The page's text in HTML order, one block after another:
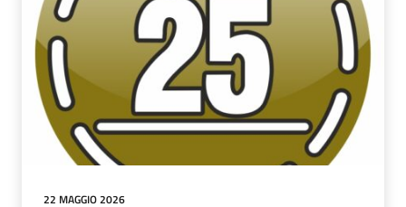
22 MAGGIO 2026